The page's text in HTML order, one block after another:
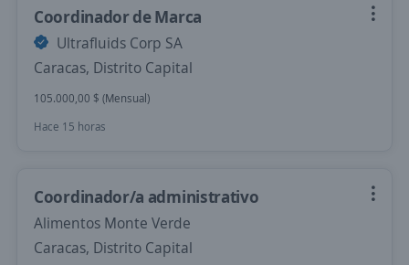
Coordinador de Marca
Ultrafluids Corp SA
Caracas, Distrito Capital
105.000,00 $ (Mensual)
Hace 15 horas
Coordinador/a administrativo
Alimentos Monte Verde
Caracas, Distrito Capital